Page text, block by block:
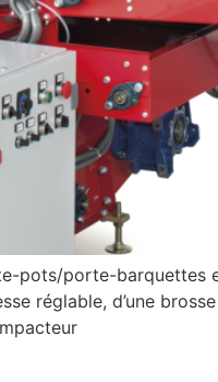
pots/porte-barquettes
réglable, d’une